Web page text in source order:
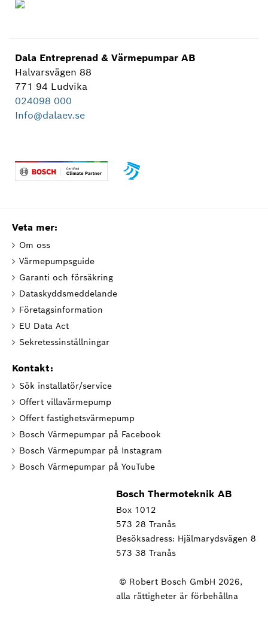
Dala Entreprenad & Värmepumpar AB
Halvarsvägen 88
771 94 Ludvika
024098 000
Info@dalaev.se
Veta mer:
Om oss
Värmepumpsguide
Garanti och försäkring
Dataskyddsmeddelande
Företagsinformation
EU Data Act
Sekretessinställningar
Kontakt:
Sök installatör/service
Offert villavärmepump
Offert fastighetsvärmepump
Bosch Värmepumpar på Facebook
Bosch Värmepumpar på Instagram
Bosch Värmepumpar på YouTube
Bosch Thermoteknik AB
Box 1012
573 28 Tranås
Besöksadress: Hjälmarydsvägen 8
573 38 Tranås
© Robert Bosch GmbH 2026,
alla rättigheter är förbehållna